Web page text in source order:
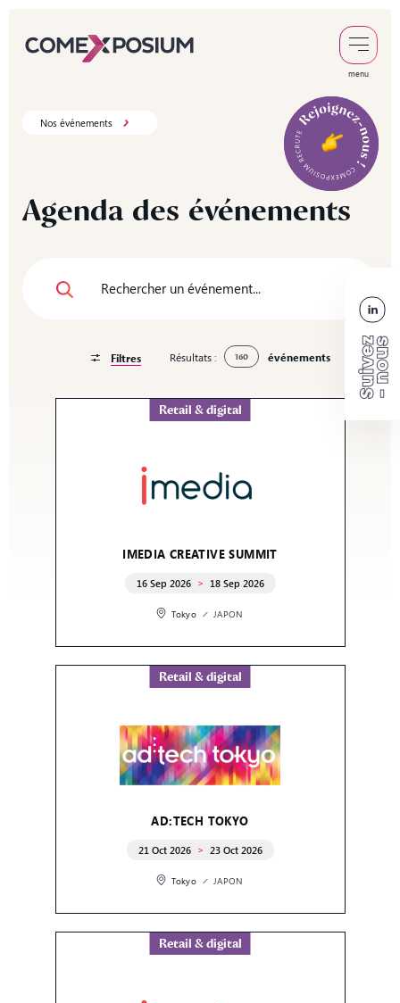
menu
Nos événements
Agenda des événements
Filtres Résultats : 160 événements
Retail & digital
IMEDIA CREATIVE SUMMIT
16 Sep 2026 18 Sep 2026
Tokyo JAPON
Retail & digital
AD:TECH TOKYO
21 Oct 2026 23 Oct 2026
Tokyo JAPON
Retail & digital